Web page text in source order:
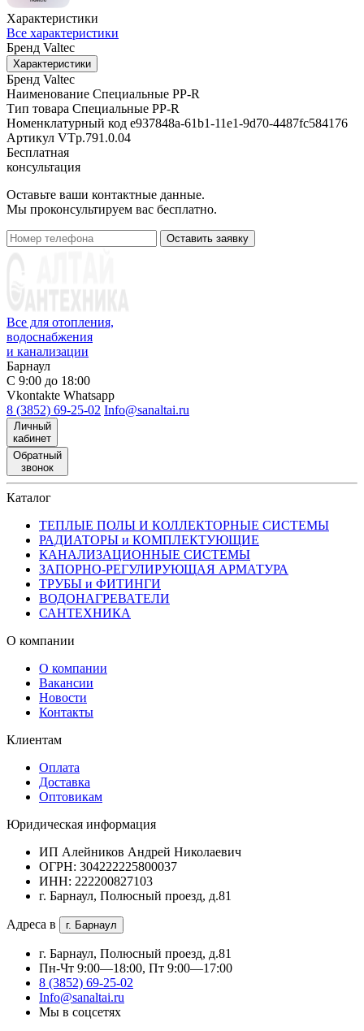
Характеристики
Все характеристики
Бренд Valtec
Характеристики
Бренд Valtec
Наименование Специальные PP-R
Тип товара Специальные PP-R
Номенклатурный код e937848a-61b1-11e1-9d70-4487fc584176
Артикул VTp.791.0.04
Бесплатная
консультация
Оставьте ваши контактные данные.
Мы проконсультируем вас бесплатно.
Оставить заявку
Все для отопления,
водоснабжения
и канализации
Барнаул
С 9:00 до 18:00
Vkontakte Whatsapp
8 (3852) 69-25-02 Info@sanaltai.ru
Личный
кабинет
Обратный
звонок
Каталог
ТЕПЛЫЕ ПОЛЫ И КОЛЛЕКТОРНЫЕ СИСТЕМЫ
РАДИАТОРЫ и КОМПЛЕКТУЮЩИЕ
КАНАЛИЗАЦИОННЫЕ СИСТЕМЫ
ЗАПОРНО-РЕГУЛИРУЮЩАЯ АРМАТУРА
ТРУБЫ и ФИТИНГИ
ВОДОНАГРЕВАТЕЛИ
САНТЕХНИКА
О компании
О компании
Вакансии
Новости
Контакты
Клиентам
Оплата
Доставка
Оптовикам
Юридическая информация
ИП Алейников Андрей Николаевич
ОГРН: 304222225800037
ИНН: 222200827103
г. Барнаул, Полюсный проезд, д.81
Адреса в г. Барнаул
г. Барнаул, Полюсный проезд, д.81
Пн-Чт 9:00—18:00, Пт 9:00—17:00
8 (3852) 69-25-02
Info@sanaltai.ru
Мы в соцсетях